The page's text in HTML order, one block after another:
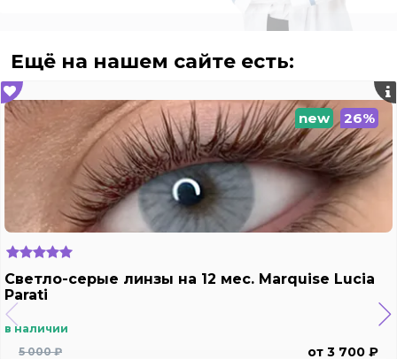
Ещё на нашем сайте есть:
new 26%
Светло-серые линзы на 12 мес. Marquise Lucia
Parati
в наличии
5 000 ₽
от 3 700 ₽